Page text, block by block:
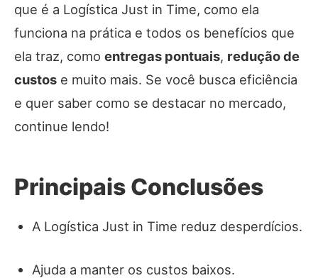
que é a Logística Just in Time, como ela
funciona na prática e todos os benefícios que
ela traz, como entregas pontuais, redução de
custos e muito mais. Se você busca eficiência
e quer saber como se destacar no mercado,
continue lendo!
Principais Conclusões
A Logística Just in Time reduz desperdícios.
Ajuda a manter os custos baixos.